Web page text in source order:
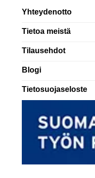
Yhteydenotto
Tietoa meistä
Tilausehdot
Blogi
Tietosuojaseloste